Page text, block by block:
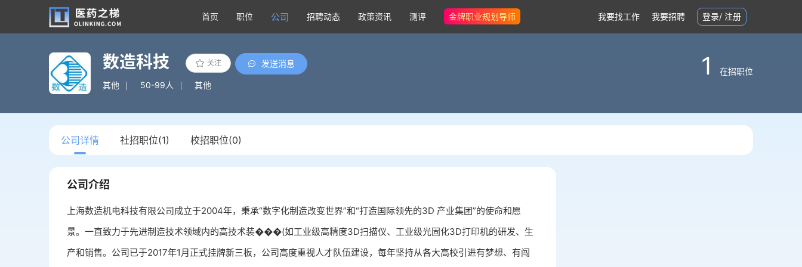
首页 职位 公司 招聘动态 政策资讯 测评 金牌职业规划导师 我要找工作 我要招聘 登录/ 注册
数造科技 关注 发送消息
其他 50-99人 其他
1 在招职位
公司详情 社招职位(1) 校招职位(0)
公司介绍
上海数造机电科技有限公司成立于2004年，秉承“数字化制造改变世界”和“打造国际领先的3D 产业集团”的使命和愿
景。一直致力于先进制造技术领域内的高技术装���(如工业级高精度3D扫描仪、工业级光固化3D打印机的研发、生
产和销售。公司已于2017年1月正式挂牌新三板，公司高度重视人才队伍建设，每年坚持从各大高校引进有梦想、有闯